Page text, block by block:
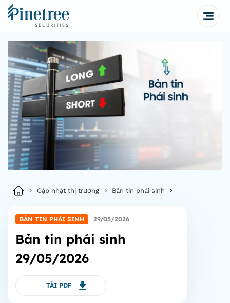
Cập nhật thị trường Bản tin phái sinh
BẢN TIN PHÁI SINH 29/05/2026
Bản tin phái sinh
29/05/2026
TẢI PDF